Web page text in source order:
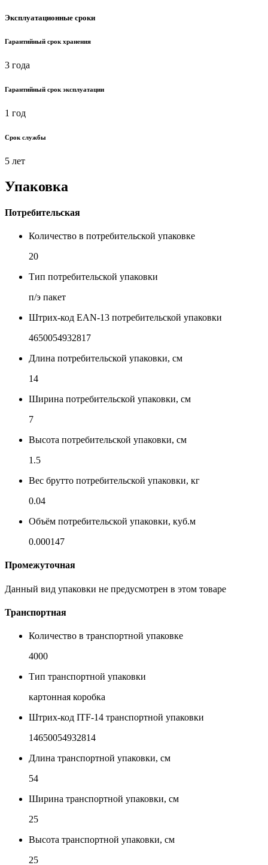
Эксплуатационные сроки
Гарантийный срок хранения
3 года
Гарантийный срок эксплуатации
1 год
Срок службы
5 лет
Упаковка
Потребительская
Количество в потребительской упаковке
20
Тип потребительской упаковки
п/э пакет
Штрих-код EAN-13 потребительской упаковки
4650054932817
Длина потребительской упаковки, см
14
Ширина потребительской упаковки, см
7
Высота потребительской упаковки, см
1.5
Вес брутто потребительской упаковки, кг
0.04
Объём потребительской упаковки, куб.м
0.000147
Промежуточная
Данный вид упаковки не предусмотрен в этом товаре
Транспортная
Количество в транспортной упаковке
4000
Тип транспортной упаковки
картонная коробка
Штрих-код ITF-14 транспортной упаковки
14650054932814
Длина транспортной упаковки, см
54
Ширина транспортной упаковки, см
25
Высота транспортной упаковки, см
25